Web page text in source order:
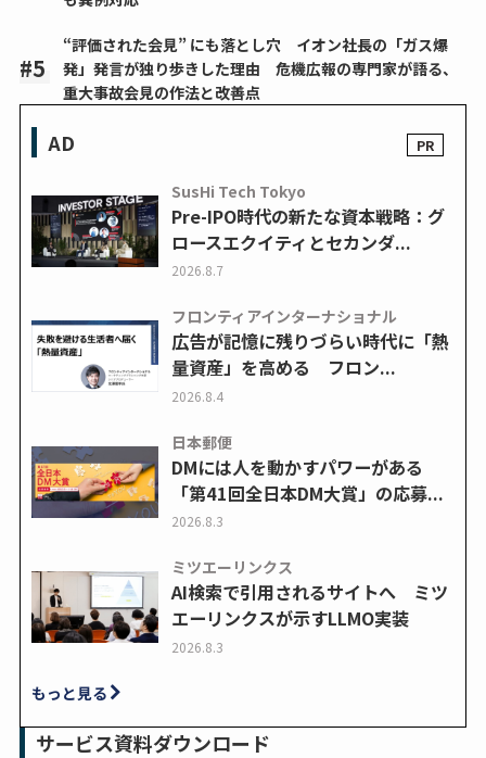
“評価された会見” にも落とし穴 イオン社長の「ガス爆
発」発言が独り歩きした理由 危機広報の専門家が語る、
重大事故会見の作法と改善点
AD
SusHi Tech Tokyo
Pre-IPO時代の新たな資本戦略：グ
ロースエクイティとセカンダ...
2026.8.7
フロンティアインターナショナル
広告が記憶に残りづらい時代に「熱
量資産」を高める フロン...
2026.8.4
日本郵便
DMには人を動かすパワーがある
「第41回全日本DM大賞」の応募...
2026.8.3
ミツエーリンクス
AI検索で引用されるサイトへ ミツ
エーリンクスが示すLLMO実装
2026.8.3
もっと見る
サービス資料ダウンロード